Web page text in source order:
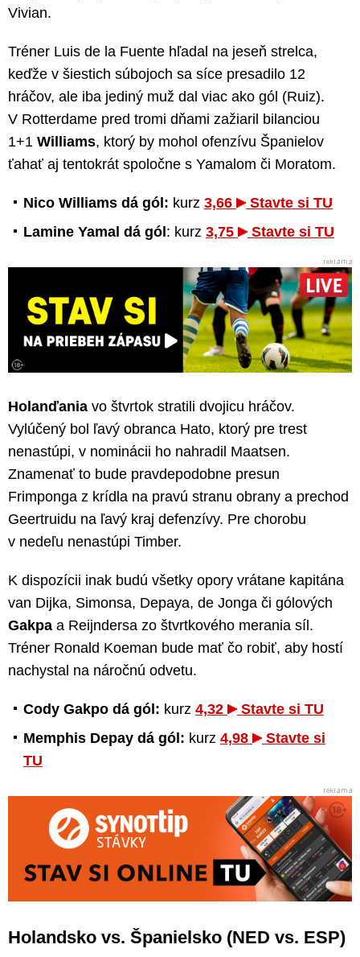
Vivian.
Tréner Luis de la Fuente hľadal na jeseň strelca,
keďže v šiestich súbojoch sa síce presadilo 12
hráčov, ale iba jediný muž dal viac ako gól (Ruiz).
V Rotterdame pred tromi dňami zažiaril bilanciou
1+1 Williams, ktorý by mohol ofenzívu Španielov
ťahať aj tentokrát spoločne s Yamalom či Moratom.
Nico Williams dá gól: kurz 3,66
Stavte si TU
Lamine Yamal dá gól : kurz 3,75 Stavte si TU
Holanďania vo štvrtok stratili dvojicu hráčov.
Vylúčený bol ľavý obranca Hato, ktorý pre trest
nenastúpi, v nominácii ho nahradil Maatsen.
Znamenať to bude pravdepodobne presun
Frimponga z krídla na pravú stranu obrany a prechod
Geertruidu na ľavý kraj defenzívy. Pre chorobu
v nedeľu nenastúpi Timber.
K dispozícii inak budú všetky opory vrátane kapitána
van Dijka, Simonsa, Depaya, de Jonga či gólových
Gakpa a Reijndersa zo štvrtkového merania síl.
Tréner Ronald Koeman bude mať čo robiť, aby hostí
nachystal na náročnú odvetu.
Cody Gakpo dá gól: kurz 4,32
Stavte si TU
Memphis Depay dá gól: kurz 4,98
Stavte si
TU
Holandsko vs. Španielsko (NED vs. ESP)